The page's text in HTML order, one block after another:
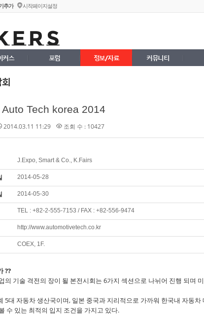
추가 시작페이지설정
커스 포럼 정보/자료 커뮤니티
Tech korea 2014
2014.03.11 11:29 조회 수 : 10427
J.Expo, Smart & Co., K.Fairs
2014-05-28
2014-05-30
TEL : +82-2-555-7153 / FAX : +82-556-9474
http://www.automotivetech.co.kr
COEX, 1F.
??
의 기술 격전의 장이 될 본전시회는 6가지 섹션으로 나뉘어 진행 되며
5대 자동차 생산국이며, 일본 중국과 지리적으로 가까워 한국내 자동
수 있는 최적의 입지 조건을 가지고 있다.